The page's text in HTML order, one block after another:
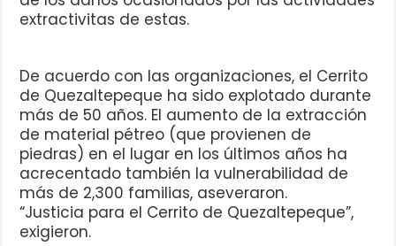
extractivitas de estas.
De acuerdo con las organizaciones, el Cerrito
de Quezaltepeque ha sido explotado durante
más de 50 años. El aumento de la extracción
de material pétreo (que provienen de
piedras) en el lugar en los últimos años ha
acrecentado también la vulnerabilidad de
más de 2,300 familias, aseveraron.
“Justicia para el Cerrito de Quezaltepeque”,
exigieron.